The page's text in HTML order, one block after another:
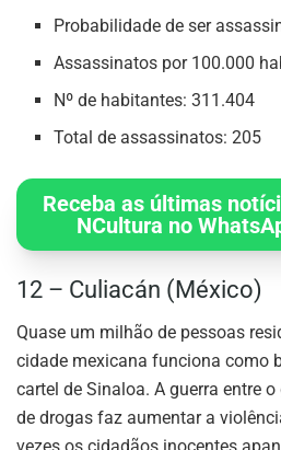
Probabilidade de ser
Assassinatos por 100.000
Nº de habitantes: 311.404
Total de assassinatos: 205
Receba as últimas
NCultura no
12 – Culiacán (México)
Quase um milhão de pessoas
cidade mexicana funciona como
cartel de Sinaloa. A guerra entre
de drogas faz aumentar a